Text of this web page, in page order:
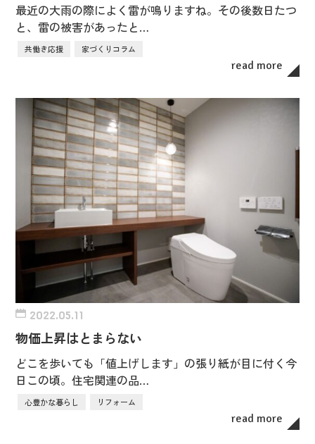
最近の大雨の際によく雷が鳴りますね。その後数日たつ
と、雷の被害があったと…
共働き応援 家づくりコラム
read more
2022.05.11
物価上昇はとまらない
どこを歩いても「値上げします」の張り紙が目に付く今
日この頃。住宅関連の品…
心豊かな暮らし リフォーム
read more